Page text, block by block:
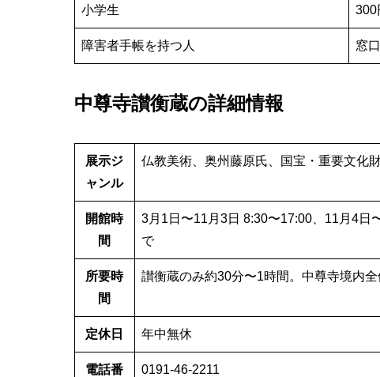
小学生 300
障害者手帳を持つ人 窓
中尊寺讃衡蔵の詳細情報
展示ジ
ャンル
仏教美術、奥州藤原氏、国宝・重要文化
開館時
間
3月1日〜11月3日 8:30〜17:00、11月4日
で
所要時
間
讃衡蔵のみ約30分〜1時間。中尊寺境内
定休日 年中無休
電話番
0191-46-2211